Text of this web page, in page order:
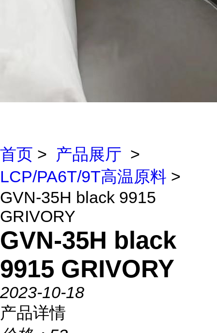
首页 > 产品展厅 >
LCP/PA6T/9T高温原料 >
GVN-35H black 9915
GRIVORY
GVN-35H black
9915 GRIVORY
2023-10-18
产品详情